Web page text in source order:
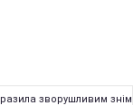
зворушливим